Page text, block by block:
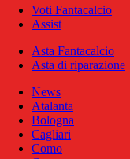
Voti Fantacalcio
Assist
Asta Fantacalcio
Asta di riparazione
News
Atalanta
Bologna
Cagliari
Como